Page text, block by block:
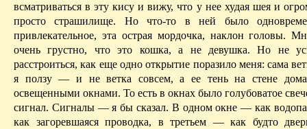
всматриваться в эту кису и вижу, что у нее худая шея и
простострашилище. Но что-то в ней было
привлекательное, эта острая мордочка, наклон головы.
очень грустно, что это кошка, а не девушка. Но не
расстроиться, как еще одно открытие поразило меня: сама
я ползу — и не ветка совсем, а ее тень на стене
освещенными окнами. То есть в окнах было голубоватое
сигнал. Сигналы — я бы сказал. В одном окне — как
как загоревшаяся проводка, в третьем — как будто